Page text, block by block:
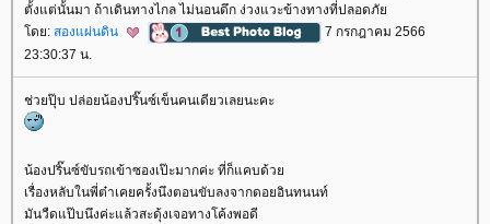
ตั้งแต่นั้นมา ถ้าเดินทางไกล ไม่นอนดึก ง่วงแวะข้างทางที่ปลอดภั
ดย: สองแผ่นดิน
7 กรกฎาคม 2566
23:30:37 น.
ช่วยปุ๊บ ปล่อยน้องปริ๊นซ์เข็นคนเดียวเลยนะคะ
น้องปริ๊นซ์ขับรถเข้าซองเป๊ะมากค่ะ ที่ก็แคบด้ว
เรื่องหลับในพี่ต๋าเคยครั้งนึงตอนขับลงจากดอยอินทนนท์
มันวืดแป๊บนึงค่ะแล้วสะดุ้งเจอทางโค้งพอดี